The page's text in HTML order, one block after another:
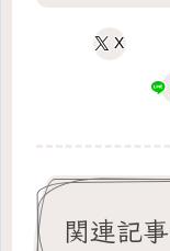
X
関連記事